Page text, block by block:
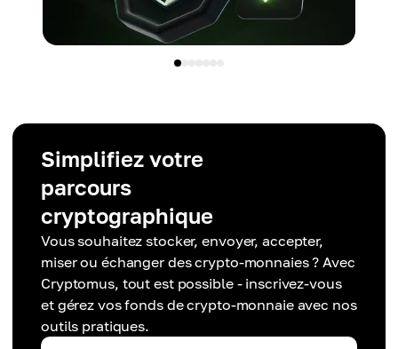
Simplifiez votre
parcours
cryptographique
Vous souhaitez stocker, envoyer, accepter,
miser ou échanger des crypto-monnaies ? Avec
Cryptomus, tout est possible - inscrivez-vous
et gérez vos fonds de crypto-monnaie avec nos
outils pratiques.